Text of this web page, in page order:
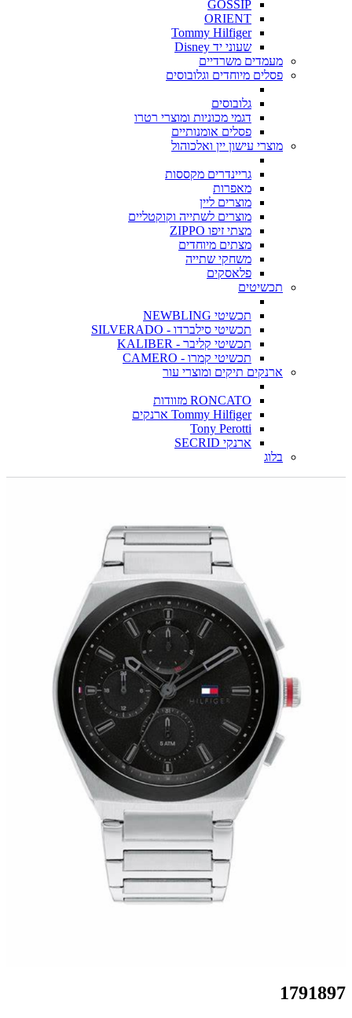
GOSSIP
ORIENT
Tommy Hilfiger
שעוני יד Disney
מעמדים משרדיים
פסלים מיוחדים וגלובוסים
גלובוסים
דגמי מכוניות ומוצרי רטרו
פסלים אומנותיים
מוצרי עישון יין ואלכוהול
גריינדרים מקססות
מאפרות
מוצרים ליין
מוצרים לשתייה וקוקטליים
מצתי זיפו ZIPPO
מצתים מיוחדים
משחקי שתייה
פלאסקים
תכשיטים
תכשיטי NEWBLING
תכשיטי סילברדו - SILVERADO
תכשיטי קליבר - KALIBER
תכשיטי קמרו - CAMERO
ארנקים תיקים ומוצרי עור
RONCATO מזוודות
Tommy Hilfiger ארנקים
Tony Perotti
ארנקי SECRID
בלוג
1791897